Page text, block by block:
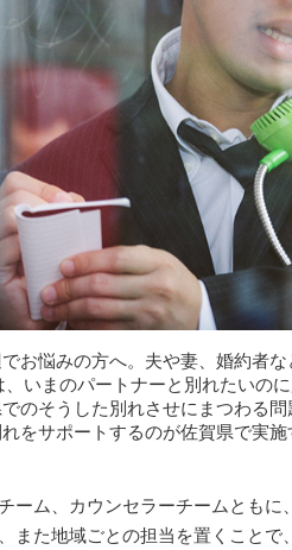
お悩みの方へ。夫や妻、婚約者
、いまのパートナーと別れたいの
のそうした別れさせにまつわる
をサポートするのが佐賀県で実施
ーム、カウンセラーチームとも
また地域ごとの担当を置くことで